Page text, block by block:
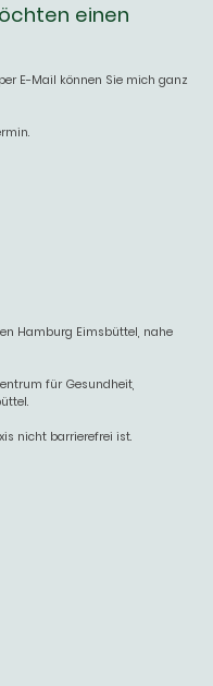
einen
E-Mail können Sie mich ganz
Hamburg Eimsbüttel, nahe
für Gesundheit,
nicht barrierefrei ist.